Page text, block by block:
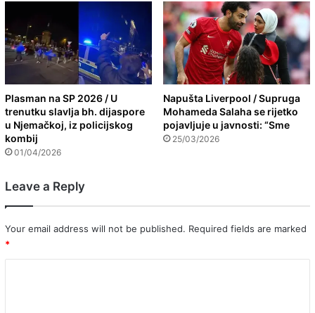
Plasman na SP 2026 / U
trenutku slavlja bh. dijaspore
u Njemačkoj, iz policijskog
kombij
01/04/2026
Napušta Liverpool / Supruga
Mohameda Salaha se rijetko
pojavljuje u javnosti: “Sme
25/03/2026
Leave a Reply
Your email address will not be published. Required fields are marked
*